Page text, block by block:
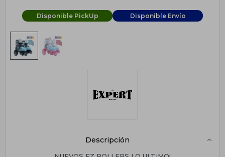
Disponible PickUp Disponible Envío
Descripción